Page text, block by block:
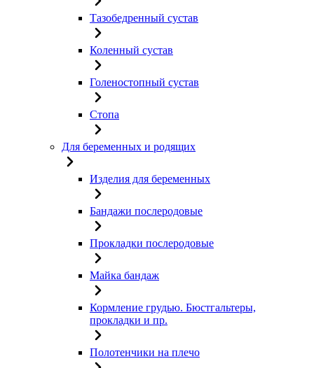
Тазобедренный сустав
Коленный сустав
Голеностопный сустав
Стопа
Для беременных и родящих
Изделия для беременных
Бандажи послеродовые
Прокладки послеродовые
Майка бандаж
Кормление грудью. Бюстгальтеры,
прокладки и пр.
Полотенчики на плечо